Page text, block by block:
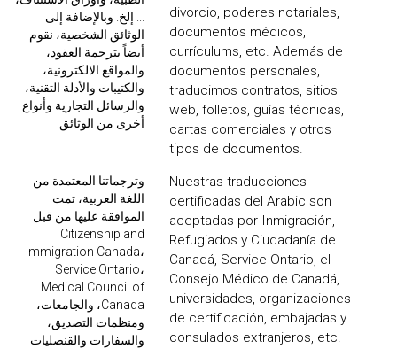
... إلخ. وبالإضافة إلى
الوثائق الشخصية، نقوم
أيضاً بترجمة العقود،
والمواقع الالكترونية،
والكتيبات والأدلة التقنية،
والرسائل التجارية وأنواع
أخرى من الوثائق
divorcio, poderes notariales,
documentos médicos,
currículums, etc. Además de
documentos personales,
traducimos contratos, sitios
web, folletos, guías técnicas,
cartas comerciales y otros
tipos de documentos.
وترجماتنا المعتمدة من
اللغة العربية، تمت
الموافقة عليها من قبل
Citizenship and
Immigration Canada،
Service Ontario،
Medical Council of
Canada، والجامعات،
ومنظمات التصديق،
والسفارات والقنصليات
Nuestras traducciones
certificadas del Arabic son
aceptadas por Inmigración,
Refugiados y Ciudadanía de
Canadá, Service Ontario, el
Consejo Médico de Canadá,
universidades, organizaciones
de certificación, embajadas y
consulados extranjeros, etc.